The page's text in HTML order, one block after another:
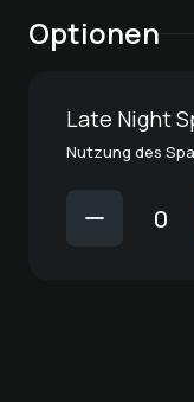
Optionen
Late Night
Nutzung des